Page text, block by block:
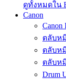
ดูทั้งหมดใน
Canon
ตลับหมึ
ตลับห
ตลับหมึ
Drum